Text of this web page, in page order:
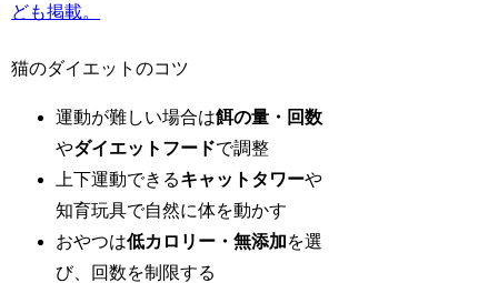
ども掲載。
猫のダイエットのコツ
運動が難しい場合は餌の量・回数
やダイエットフードで調整
上下運動できるキャットタワーや
知育玩具で自然に体を動かす
おやつは低カロリー・無添加を選
び、回数を制限する